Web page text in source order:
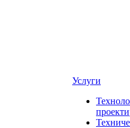
Услуги